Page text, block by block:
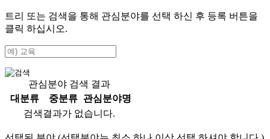
트리 또는 검색을 통해 관심분야를 선택 하신 후 등록 버튼을
클릭 하십시오.
관심분야 검색 결과
대분류
중분류
관심분야명
검색결과가 없습니다.